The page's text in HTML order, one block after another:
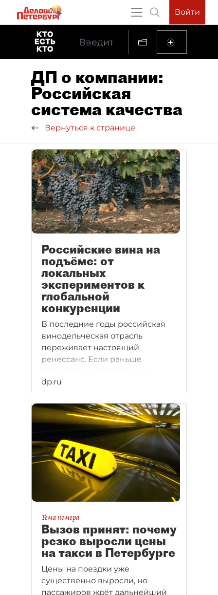
Войти
ДП о компании:
Российская
система качества
Вернуться к странице
Российские вина на
подъёме: от
локальных
экспериментов к
глобальной
конкуренции
В последние годы российская
винодельческая отрасль
переживает настоящий
ренессанс. Если раньше
ассоциировалась в основном с
массовым сегментом и
простыми столовыми
напитками, то сегодня она
уверенно завоёвывает позиции
на внутреннем рынке и
начинает бросать вызов
импортным гигантам.
dp.ru
Тема номера
Вызов принят: почему
резко выросли цены
на такси в Петербурге
Цены на поездки уже
существенно выросли, но
пассажиров ждёт дальнейший